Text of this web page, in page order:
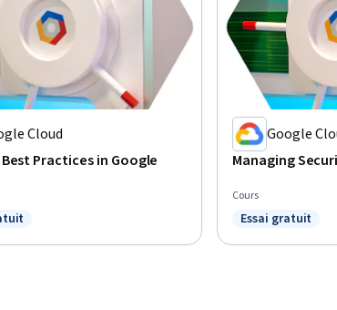
Cloud
Practices in Google
gratuit
Google
Managing
Cours
Statut : Essai
Essai gratuit